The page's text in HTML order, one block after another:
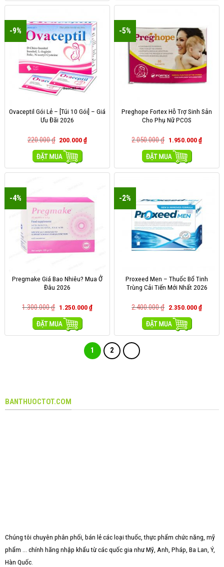
-9%
Ovaceptil Gói Lẻ – [Túi 10 Gói] – Giá
Ưu Đãi 2026
220.000₫ 200.000₫
MUA HÀNG
-5%
Preghope Fortex Hỗ Trợ Sinh Sản
Cho Phụ Nữ PCOS
2.050.000₫ 1.950.000₫
MUA HÀNG
-4%
Pregmake Giá Bao Nhiêu? Mua Ở
Đâu 2026
1.300.000₫ 1.250.000₫
MUA HÀNG
-2%
Proxeed Men – Thuốc Bổ Tinh
Trùng Cải Tiến Mới Nhất 2026
2.400.000₫ 2.350.000₫
MUA HÀNG
1 2
BANTHUOCTOT.COM
Chúng tôi chuyên phân phối, bán lẻ các loại thuốc, thực phẩm chức năng, mỹ
phẩm ... chính hãng nhập khẩu từ các quốc gia như Mỹ, Anh, Pháp, Ba Lan, Ý,
Hàn Quốc.